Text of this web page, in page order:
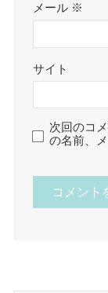
メール ※
サイト
次回のコ
の名前、